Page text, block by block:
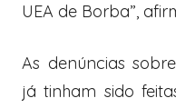
UEA de Borba”,
As denúncias
já tinham sido